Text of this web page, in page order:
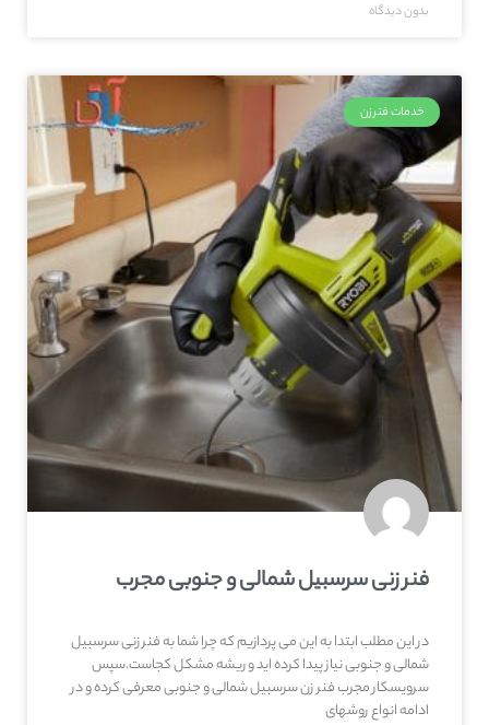
بدون دیدگاه
خدمات فنرزن
فنر زنی سرسبیل شمالی و جنوبی مجرب
در این مطلب ابتدا به این می پردازیم که چرا شما به فنر زنی سرسبیل
شمالی و جنوبی نیاز پیدا کرده اید و ریشه مشکل کجاست.سپس
سرویسکار مجرب فنر زن سرسبیل شمالی و جنوبی معرفی کرده و در
ادامه انواع روشهای